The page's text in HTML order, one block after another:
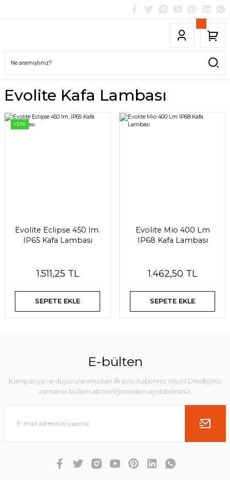
Evolite Kafa Lambası
YENİ
Evolite Eclipse 450 lm.
IP65 Kafa Lambası
1.511,25 TL
SEPETE EKLE
Evolite Mio 400 Lm
IP68 Kafa Lambası
1.462,50 TL
SEPETE EKLE
E-bülten
Kampanya ve duyurularımızdan ilk sizin haberiniz olsun! Dilediğiniz
zaman e-bülten aboneliğimizden ayrılabilirsiniz.